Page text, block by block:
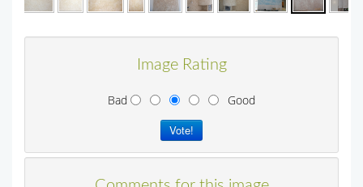
Image Rating
Bad Good